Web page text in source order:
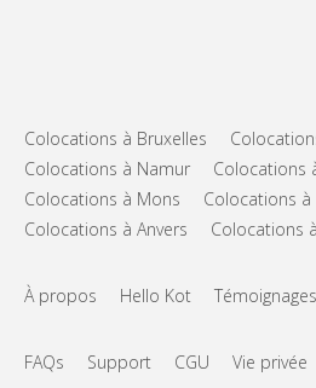
Colocations à Bruxelles
Colocations à Namur
Colocations
Colocations à Mons
Colocations à
Colocations à Anvers
Colocations
À propos Hello Kot Témoignages
FAQs Support CGU Vie privée